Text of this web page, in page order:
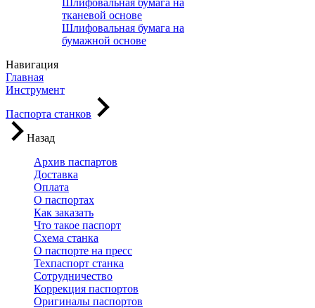
Шлифовальная бумага на
тканевой основе
Шлифовальная бумага на
бумажной основе
Навигация
Главная
Инструмент
Паспорта станков
Назад
Архив паспартов
Доставка
Оплата
О паспортах
Как заказать
Что такое паспорт
Схема станка
О паспорте на пресс
Техпаспорт станка
Сотрудничество
Коррекция паспортов
Оригиналы паспортов